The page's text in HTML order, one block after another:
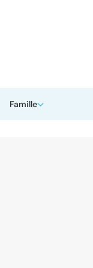
Famille